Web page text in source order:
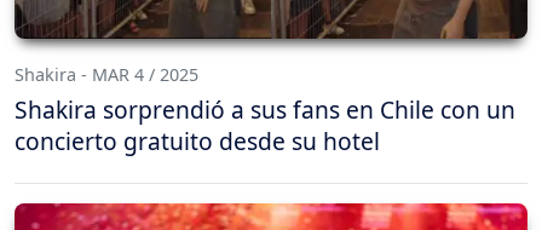
Shakira - MAR 4 / 2025
Shakira sorprendió a sus fans en Chile con un
concierto gratuito desde su hotel